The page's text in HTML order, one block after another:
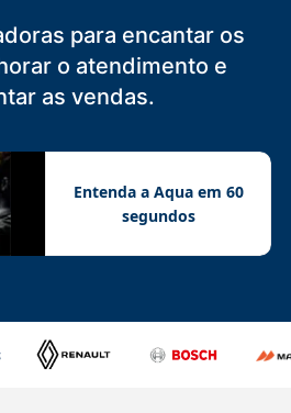
para encantar os
o atendimento e
as vendas.
Entenda a Aqua em 60
segundos